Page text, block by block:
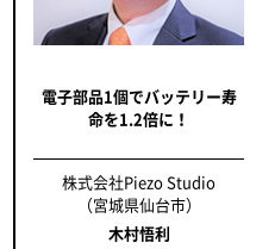
電子部品1個でバッテリー寿
命を1.2倍に！
株式会社Piezo Studio
（宮城県仙台市）
木村悟利